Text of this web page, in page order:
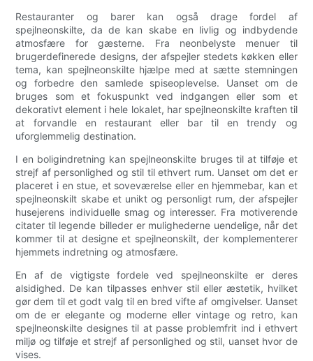
Restauranter og barer kan også drage fordel af
spejlneonskilte, da de kan skabe en livlig og indbydende
atmosfære for gæsterne. Fra neonbelyste menuer til
brugerdefinerede designs, der afspejler stedets køkken eller
tema, kan spejlneonskilte hjælpe med at sætte stemningen
og forbedre den samlede spiseoplevelse. Uanset om de
bruges som et fokuspunkt ved indgangen eller som et
dekorativt element i hele lokalet, har spejlneonskilte kraften til
at forvandle en restaurant eller bar til en trendy og
uforglemmelig destination.
I en boligindretning kan spejlneonskilte bruges til at tilføje et
strejf af personlighed og stil til ethvert rum. Uanset om det er
placeret i en stue, et soveværelse eller en hjemmebar, kan et
spejlneonskilt skabe et unikt og personligt rum, der afspejler
husejerens individuelle smag og interesser. Fra motiverende
citater til legende billeder er mulighederne uendelige, når det
kommer til at designe et spejlneonskilt, der komplementerer
hjemmets indretning og atmosfære.
En af de vigtigste fordele ved spejlneonskilte er deres
alsidighed. De kan tilpasses enhver stil eller æstetik, hvilket
gør dem til et godt valg til en bred vifte af omgivelser. Uanset
om de er elegante og moderne eller vintage og retro, kan
spejlneonskilte designes til at passe problemfrit ind i ethvert
miljø og tilføje et strejf af personlighed og stil, uanset hvor de
vises.